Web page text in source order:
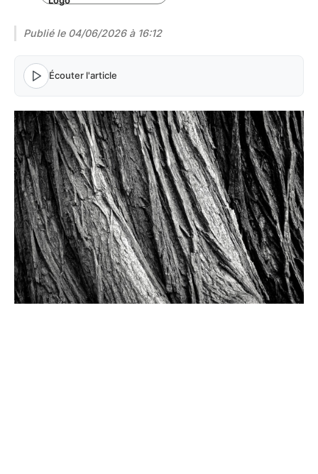
Publié le 04/06/2026 à 16:12
Écouter l'article